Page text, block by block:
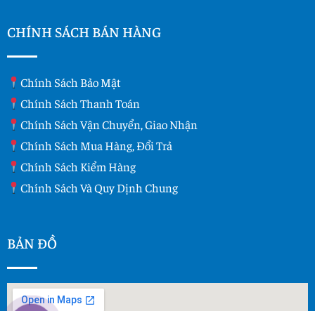
CHÍNH SÁCH BÁN HÀNG
Chính Sách Bảo Mật
Chính Sách Thanh Toán
Chính Sách Vận Chuyển, Giao Nhận
Chính Sách Mua Hàng, Đổi Trả
Chính Sách Kiểm Hàng
Chính Sách Và Quy Dịnh Chung
BẢN ĐỒ